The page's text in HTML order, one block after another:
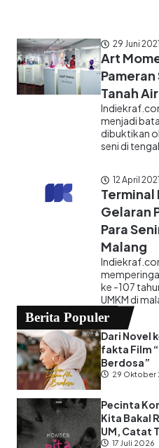
29 Juni 2021
Art
Pameran
Tanah Air
menjadi
dibuktikan
seni di
12 April 2021
Gelaran
Para
Malang
ke -107
UMKM di
Berita Populer
Dari Novel
fakta Film
Berdosa”
29 Oktober
Pecinta
Kita Bakal
UM, Catat
17 Juli 2026